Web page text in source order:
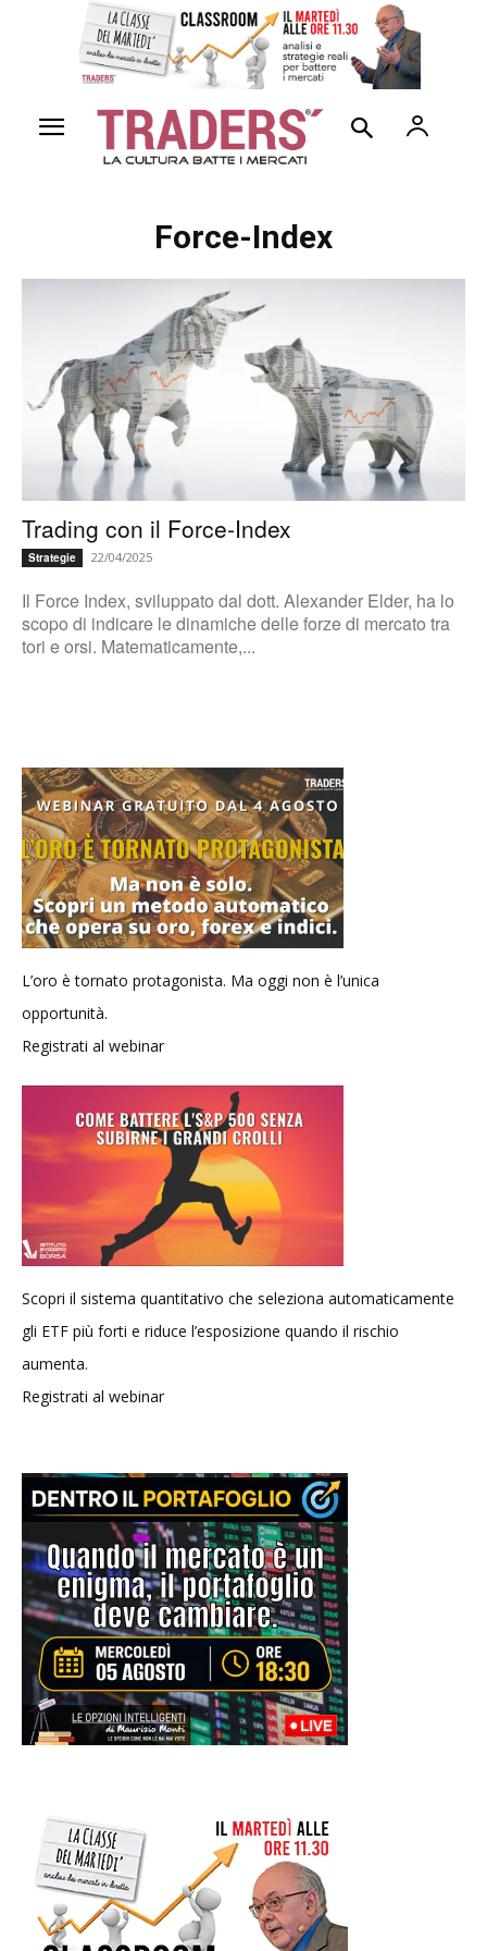
Force-Index
Trading con il Force-Index
Strategie 22/04/2025
Il Force Index, sviluppato dal dott. Alexander Elder, ha lo
scopo di indicare le dinamiche delle forze di mercato tra
tori e orsi. Matematicamente,...
L’oro è tornato protagonista. Ma oggi non è l’unica
opportunità.
Registrati al webinar
Scopri il sistema quantitativo che seleziona automaticamente
gli ETF più forti e riduce l’esposizione quando il rischio
aumenta.
Registrati al webinar